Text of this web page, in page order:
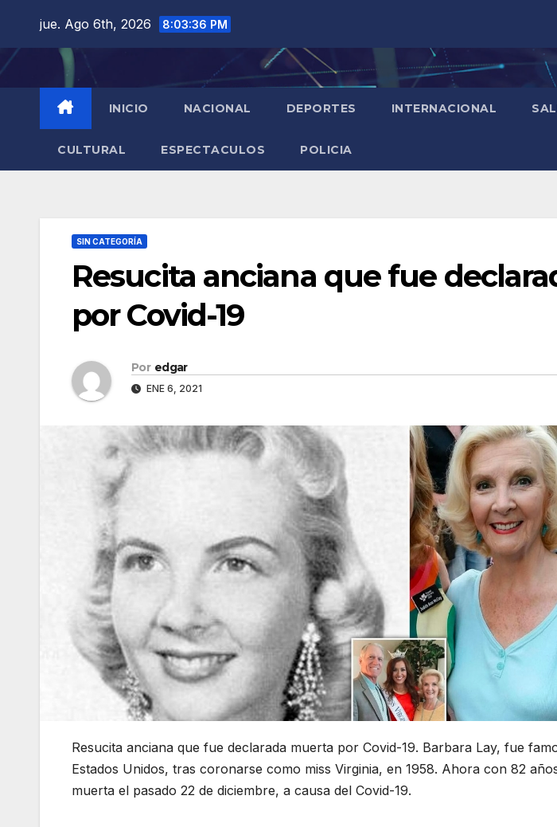
contenido
jue. Ago 6th, 2026 8:03:37 PM
INICIO NACIONAL DEPORTES INTERNACIONAL
CULTURAL ESPECTACULOS POLICIA
SIN CATEGORÍA
Resucita anciana que fue
por Covid-19
Por edgar
ENE 6, 2021
Resucita anciana que fue declarada muerta por Covid-19. Barbara Lay, fue
Estados Unidos, tras coronarse como miss Virginia, en 1958. Ahora con 82
muerta el pasado 22 de diciembre, a causa del Covid-19.